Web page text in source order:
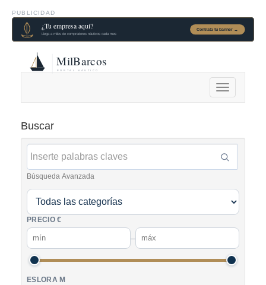
PUBLICIDAD
Alternar
navegación
Buscar
Búsqueda Avanzada
PRECIO €
–
ESLORA M